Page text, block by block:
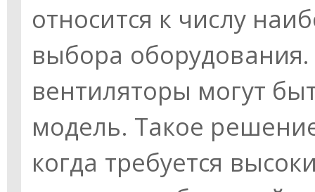
относится к числу
выбора
вентиляторы могут
модель. Такое
когда требуется